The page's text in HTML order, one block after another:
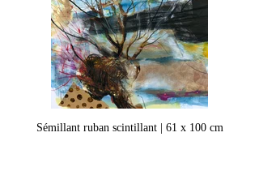
Sémillant ruban scintillant | 61 x 100 cm